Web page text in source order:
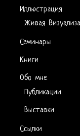
Иллюстрация
Живая
Семинары
Книги
Обо мне
Публикации
Выставки
Ссылки